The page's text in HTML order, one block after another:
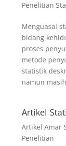
Penelitian
Menguasai
bidang
proses
metode
statistik
namun
Artikel
Artikel Amar
Penelitian